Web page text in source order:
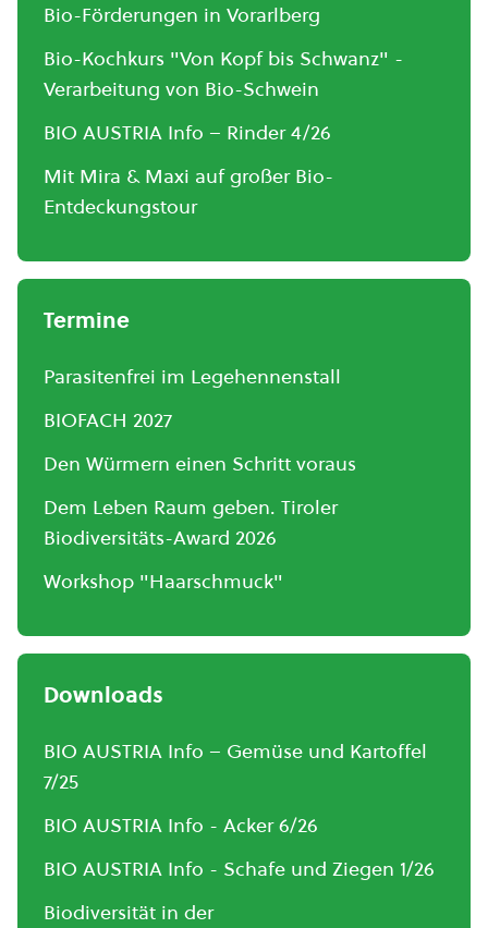
Bio-Förderungen in Vorarlberg
Bio-Kochkurs "Von Kopf bis Schwanz" -
Verarbeitung von Bio-Schwein
BIO AUSTRIA Info – Rinder 4/26
Mit Mira & Maxi auf großer Bio-
Entdeckungstour
Termine
Parasitenfrei im Legehennenstall
BIOFACH 2027
Den Würmern einen Schritt voraus
Dem Leben Raum geben. Tiroler
Biodiversitäts-Award 2026
Workshop "Haarschmuck"
Downloads
BIO AUSTRIA Info – Gemüse und Kartoffel
7/25
BIO AUSTRIA Info - Acker 6/26
BIO AUSTRIA Info - Schafe und Ziegen 1/26
Biodiversität in der